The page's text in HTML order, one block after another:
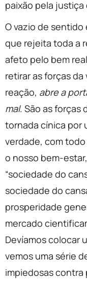
paixão pela
O vazio de
que rejeita toda a
afeto pelo bem
retirar as forças
reação, abre a
mal. São as forças
tornada cínica por
verdade, com
o nosso bem-
“sociedade do
sociedade do
prosperidade
mercado
Devíamos colocar
vemos uma série
impiedosas contra